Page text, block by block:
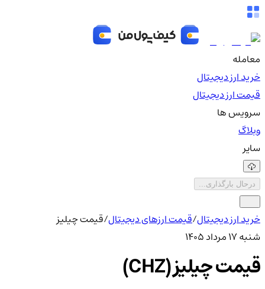
معامله
خرید ارز دیجیتال
قیمت ارز دیجیتال
سرویس ها
وبلاگ
سایر
درحال بارگذاری...
خرید ارز دیجیتال/قیمت ارزهای دیجیتال/قیمت چیلیز
شنبه ۱۷ مرداد ۱۴۰۵
قیمت چیلیز (CHZ)